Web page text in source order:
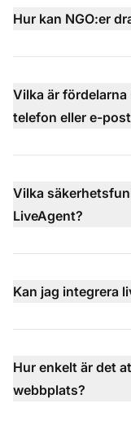
Hur kan NGO:er
Vilka är
telefon eller e-
Vilka
LiveAgent?
Kan jag integrera
Hur enkelt är det
webbplats?